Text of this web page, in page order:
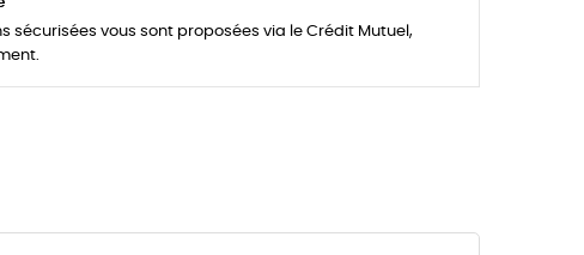
sécurisées vous sont proposées via le Crédit Mutuel,